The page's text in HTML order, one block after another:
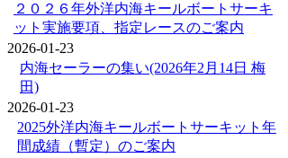
２０２６年外洋内海キールボートサーキ
ット実施要項、指定レースのご案内
2026-01-23
内海セーラーの集い(2026年2月14日 梅
田)
2026-01-23
2025外洋内海キールボートサーキット年
間成績（暫定）のご案内